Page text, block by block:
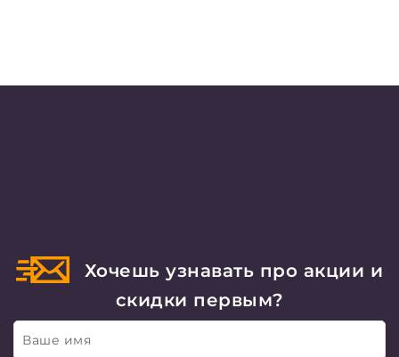
Хочешь узнавать про акции и
скидки первым?
Ваше имя